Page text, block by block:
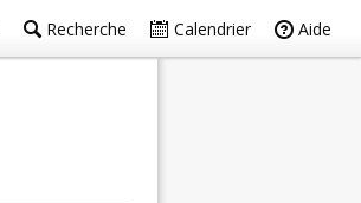
Recherche Calendrier Aide